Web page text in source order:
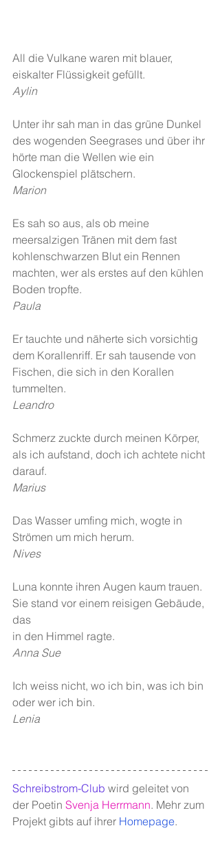
All die Vulkane waren mit blauer,
eiskalter Flüssigkeit gefüllt.
Aylin
Unter ihr sah man in das grüne Dunkel
des wogenden Seegrases und über ihr
hörte man die Wellen wie ein
Glockenspiel plätschern.
Marion
Es sah so aus, als ob meine
meersalzigen Tränen mit dem fast
kohlenschwarzen Blut ein Rennen
machten, wer als erstes auf den kühlen
Boden tropfte.
Paula
Er tauchte und näherte sich vorsichtig
dem Korallenriff. Er sah tausende von
Fischen, die sich in den Korallen
tummelten.
Leandro
Schmerz zuckte durch meinen Körper,
als ich aufstand, doch ich achtete nicht
darauf.
Marius
Das Wasser umfing mich, wogte in
Strömen um mich herum.
Nives
Luna konnte ihren Augen kaum trauen.
Sie stand vor einem reisigen Gebäude,
das
in den Himmel ragte.
Anna Sue
Ich weiss nicht, wo ich bin, was ich bin
oder wer ich bin.
Lenia
Schreibstrom-Club wird geleitet von
der Poetin Svenja Herrmann. Mehr zum
Projekt gibts auf ihrer Homepage.